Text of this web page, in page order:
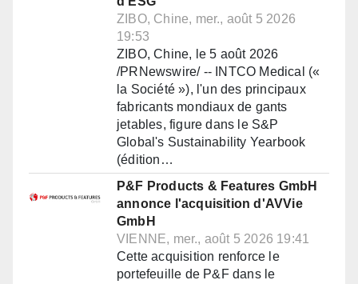
ZIBO, Chine, mer., août 5 2026
19:53
ZIBO, Chine, le 5 août 2026
/PRNewswire/ -- INTCO Medical («
la Société »), l'un des principaux
fabricants mondiaux de gants
jetables, figure dans le S&P
Global's Sustainability Yearbook
(édition…
P&F Products & Features GmbH
annonce l'acquisition d'AVVie
GmbH
VIENNE, mer., août 5 2026 19:41
Cette acquisition renforce le
portefeuille de P&F dans le